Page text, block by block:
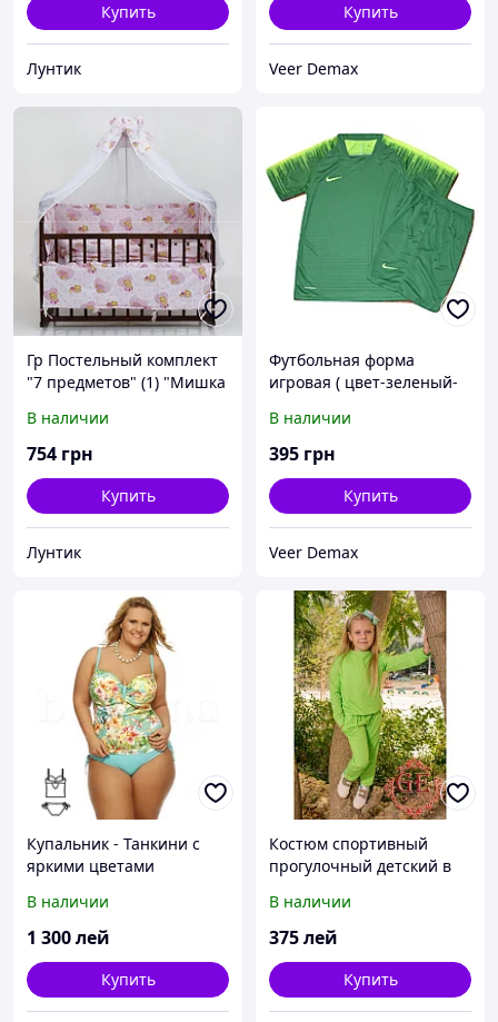
Купить
Лунтик
Купить
Veer Demax
Гр Постельный комплект
"7 предметов" (1) "Мишка
салатовый ТМ Беби-Текс
В наличии
754 грн
Купить
Лунтик
Футбольная форма
игровая ( цвет-зеленый-
185-190 см)
В наличии
395 грн
Купить
Veer Demax
Купальник - Танкини с
яркими цветами
В наличии
1 300лей
Купить
Костюм спортивный
прогулочный детский в
В наличии
375лей
Купить